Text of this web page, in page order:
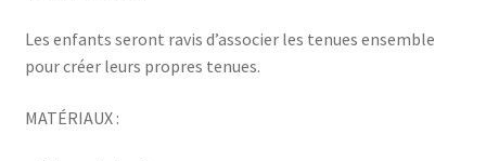
Les enfants seront ravis d’associer les tenues ensemble
pour créer leurs propres tenues.
MATÉRIAUX :